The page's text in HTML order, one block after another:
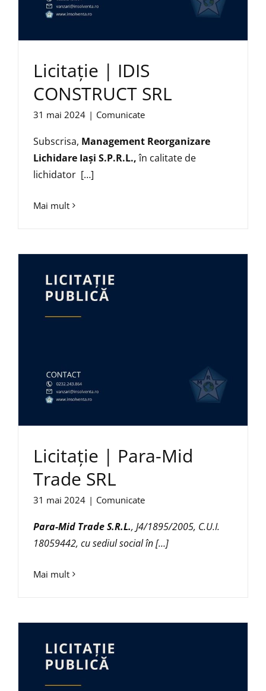
Licitație | IDIS
CONSTRUCT SRL
31 mai 2024 | Comunicate
Subscrisa, Management Reorganizare
Lichidare Iaşi S.P.R.L.,în calitate de
lichidator […]
Mai mult
Licitație | Para-Mid
Trade SRL
31 mai 2024 | Comunicate
Para-Mid Trade S.R.L., J4/1895/2005, C.U.I.
18059442, cu sediul social în […]
Mai mult